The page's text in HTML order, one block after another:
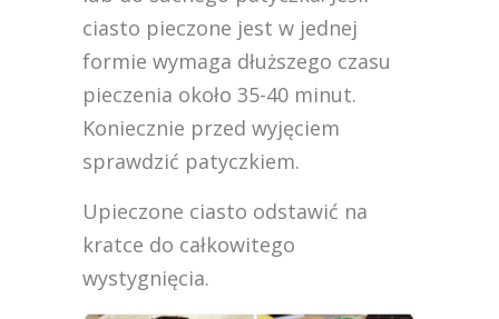
ciasto pieczone jest w jednej
formie wymaga dłuższego czasu
pieczenia około 35-40 minut.
Koniecznie przed wyjęciem
sprawdzić patyczkiem.
Upieczone ciasto odstawić na
kratce do całkowitego
wystygnięcia.